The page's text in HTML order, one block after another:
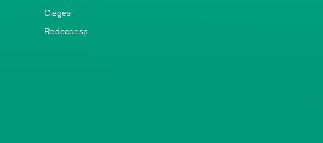
Cieges
Redecoesp